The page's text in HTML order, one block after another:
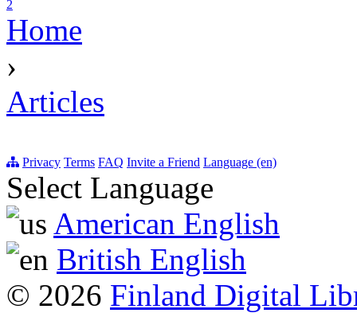
2
Home
›
Articles
Privacy Terms FAQ Invite a Friend Language (en)
Select Language
American English
British English
© 2026 Finland Digital